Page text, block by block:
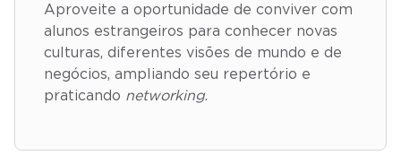
Aproveite a oportunidade de conviver com
alunos estrangeiros para conhecer novas
culturas, diferentes visões de mundo e de
negócios, ampliando seu repertório e
praticando networking.